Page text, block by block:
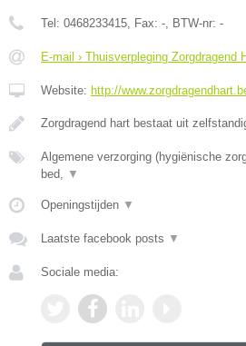
Tel: 0468233415 , Fax: - , BTW-nr: -
E-mail › Thuisverpleging Zorgdragend
Website: http://
Zorgdragend hart bestaat uit
Algemene verzorging (hygiënische
bed,
▼
Openingstijden ▼
Laatste facebook posts ▼
Sociale media: